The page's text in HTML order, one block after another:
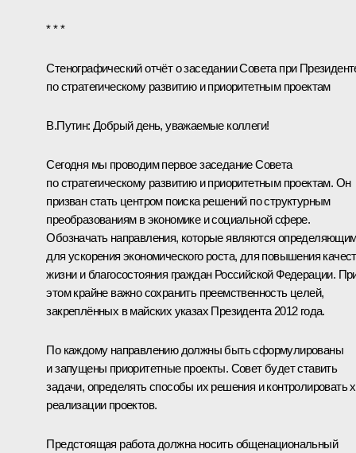
* * *
Стенографический отчёт о заседанииСовета при
по стратегическому развитию и приоритетным проектам
В.Путин: Добрый день, уважаемые коллеги!
Сегодня мы проводим первое заседание Совета
по стратегическому развитию и приоритетным проектам. Он
призван стать центром поиска решений по структурным
преобразованиям в экономике и социальной сфере.
Обозначать направления, которые являются
для ускорения экономического роста, для повышения
жизни и благосостояния граждан Российской Федерации.
этом крайне важно сохранить преемственность целей,
закреплённых в майских указах Президента 2012 года.
По каждому направлению должны быть сформулированы
и запущены приоритетные проекты. Совет будет ставить
задачи, определять способы их решения и контролировать
реализации проектов.
Предстоящая работа должна носить общенациональный